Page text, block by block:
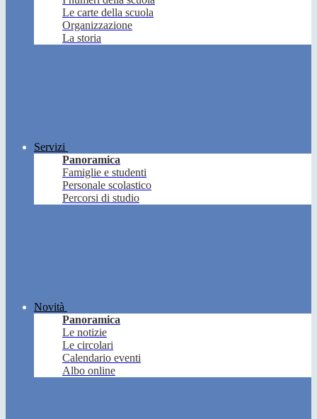
Le carte della scuola
Organizzazione
La storia
Servizi
Panoramica
Famiglie e studenti
Personale scolastico
Percorsi di studio
Novità
Panoramica
Le notizie
Le circolari
Calendario eventi
Albo online